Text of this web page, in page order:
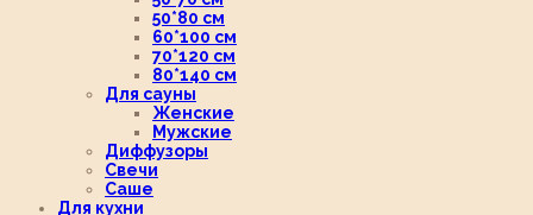
50*80 см
60*100 см
70*120 см
80*140 см
Для сауны
Женские
Мужские
Диффузоры
Свечи
Саше
Для кухни